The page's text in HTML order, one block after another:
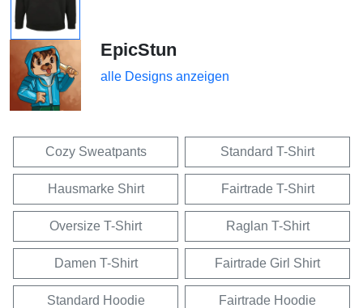
EpicStun
alle Designs anzeigen
Cozy Sweatpants Standard T-Shirt
Hausmarke Shirt Fairtrade T-Shirt
Oversize T-Shirt Raglan T-Shirt
Damen T-Shirt Fairtrade Girl Shirt
Standard Hoodie Fairtrade Hoodie